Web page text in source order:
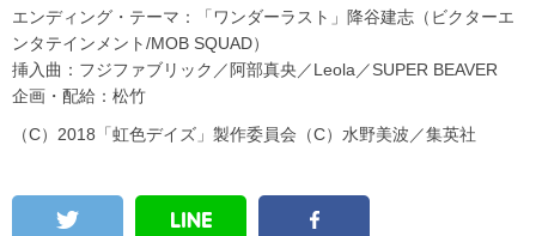
エンディング・テーマ：「ワンダーラスト」降谷建志（ビクターエ
ンタテインメント/MOB SQUAD）
挿入曲：フジファブリック／阿部真央／Leola／SUPER BEAVER
企画・配給：松竹
（C）2018「虹色デイズ」製作委員会（C）水野美波／集英社